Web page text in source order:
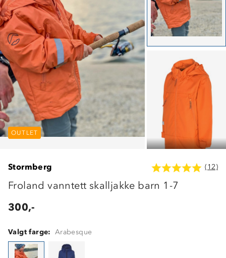
OUTLET OUTLET
OUTLET
Stormberg (12)
Froland vanntett skalljakke barn 1-7
300,-
Valgt farge: Arabesque